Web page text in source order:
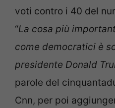
voti contro i 40 del
“La cosa più
come democratici è
presidente Donald
parole del
Cnn, per poi